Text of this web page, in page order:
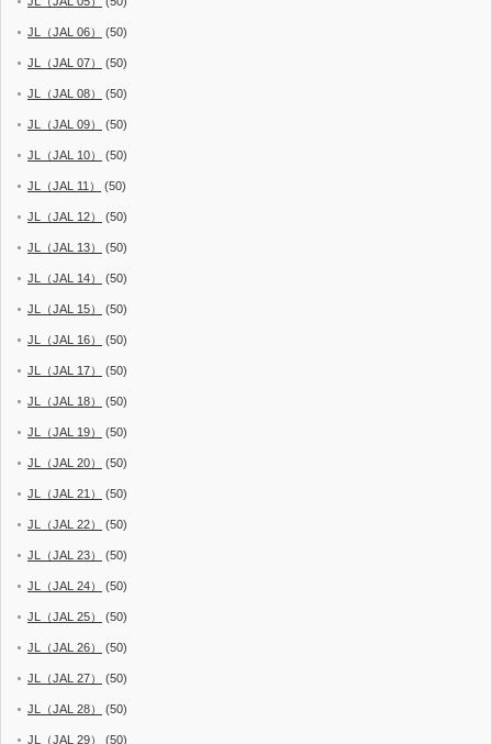
JL（JAL 06） (50)
JL（JAL 07） (50)
JL（JAL 08） (50)
JL（JAL 09） (50)
JL（JAL 10） (50)
JL（JAL 11） (50)
JL（JAL 12） (50)
JL（JAL 13） (50)
JL（JAL 14） (50)
JL（JAL 15） (50)
JL（JAL 16） (50)
JL（JAL 17） (50)
JL（JAL 18） (50)
JL（JAL 19） (50)
JL（JAL 20） (50)
JL（JAL 21） (50)
JL（JAL 22） (50)
JL（JAL 23） (50)
JL（JAL 24） (50)
JL（JAL 25） (50)
JL（JAL 26） (50)
JL（JAL 27） (50)
JL（JAL 28） (50)
JL（JAL 29） (50)